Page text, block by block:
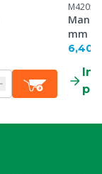
mm
6,40